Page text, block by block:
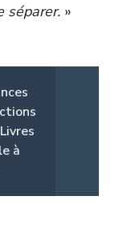
séparer. »
à